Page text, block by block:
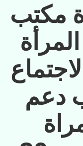
مكتب
دعم